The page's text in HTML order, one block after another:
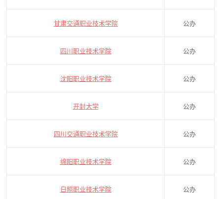
甘肃交通职业技术学院 公办
四川职业技术学院 公办
沈阳职业技术学院 公办
开封大学 公办
四川交通职业技术学院 公办
绵阳职业技术学院 公办
日照职业技术学院 公办